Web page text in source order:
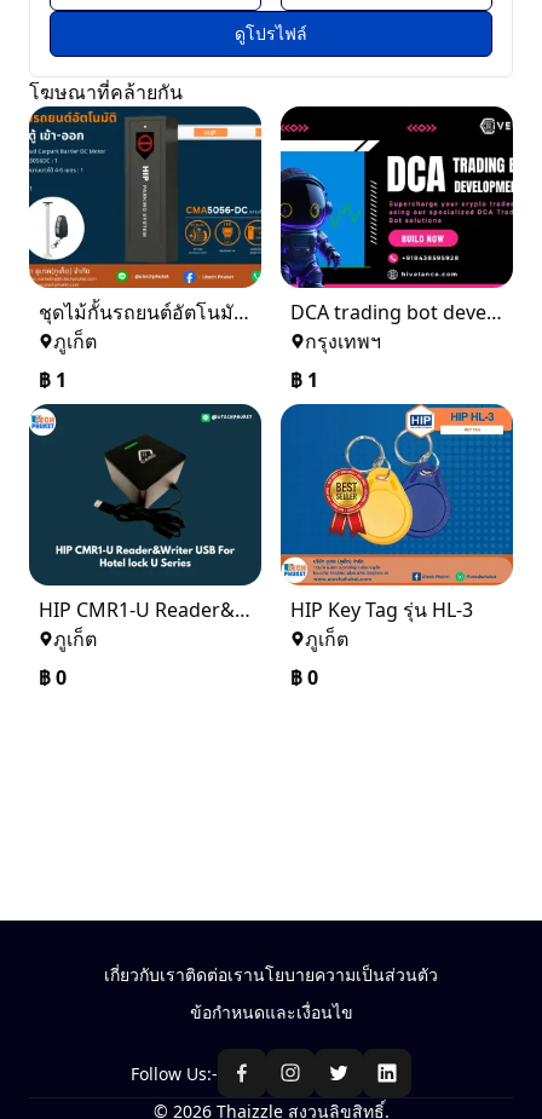
ดูโปรไฟล์
โฆษณาที่คล้ายกัน
ชุดไม้กั้นรถยนต์อัตโนมัติ 1 ตู้ เข้า - ออก
ภูเก็ต
฿ 1
DCA trading bot development
กรุงเทพฯ
฿ 1
HIP CMR1-U Reader&Writer USB For Hotel lock U Series
ภูเก็ต
฿0
HIP Key Tag รุ่น HL-3
ภูเก็ต
฿0
เกี่ยวกับเราติดต่อเรานโยบายความเป็นส่วนตัว
ข้อกำหนดและเงื่อนไข
Follow Us:-
© 2026 Thaizzle สงวนลิขสิทธิ์.